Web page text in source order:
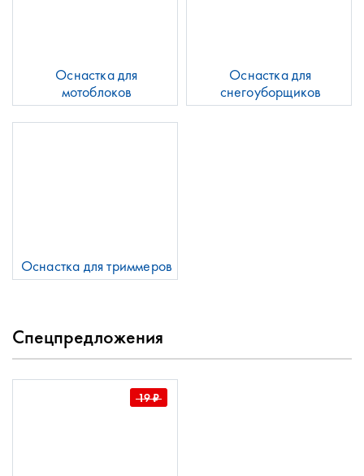
Оснастка для
мотоблоков
Оснастка для
снегоуборщиков
Оснастка для триммеров
Спецпредложения
19₽